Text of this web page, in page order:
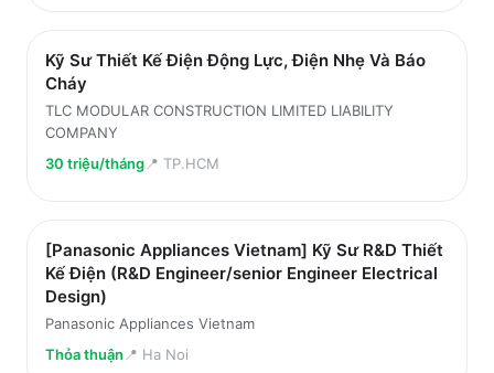
Kỹ Sư Thiết Kế Điện Động Lực, Điện Nhẹ Và Báo
Cháy
TLC MODULAR CONSTRUCTION LIMITED LIABILITY
COMPANY
30 triệu/tháng📍 TP.HCM
[Panasonic Appliances Vietnam] Kỹ Sư R&D Thiết
Kế Điện (R&D Engineer/senior Engineer Electrical
Design)
Panasonic Appliances Vietnam
Thỏa thuận 📍 Ha Noi